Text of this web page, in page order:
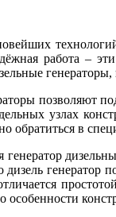
работа –
позволяют
узлах
обратиться в
генератор
генератор
особенности